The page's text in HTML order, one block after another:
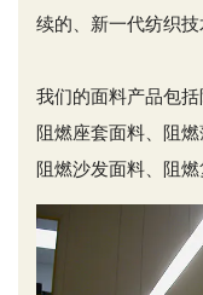
续的、新一代纺织技
我们的面料产品包括
阻燃座套面料、阻
阻燃沙发面料、阻燃